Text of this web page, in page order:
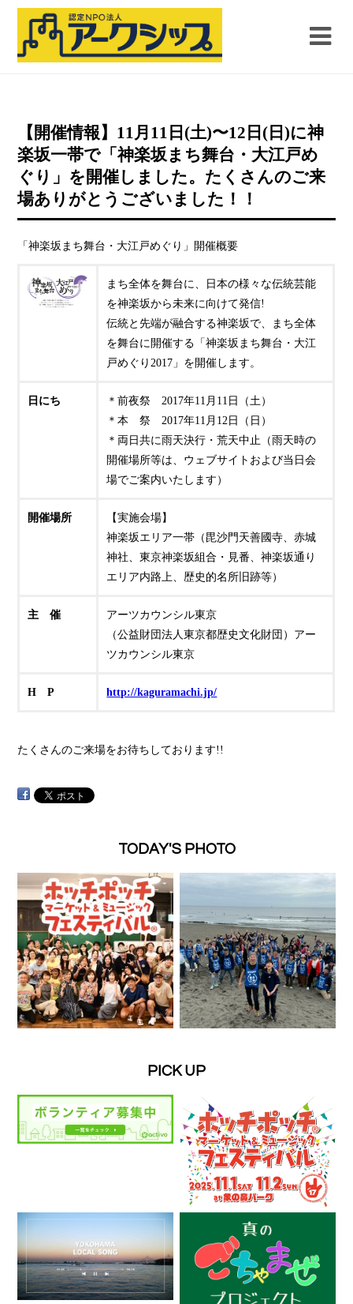
【開催情報】11月11日(土)〜12日(日)に神
楽坂一帯で「神楽坂まち舞台・大江戸め
ぐり」を開催しました。たくさんのご来
場ありがとうございました！！
「神楽坂まち舞台・大江戸めぐり」開催概要
まち全体を舞台に、日本の様々な伝統芸能
を神楽坂から未来に向けて発信!
伝統と先端が融合する神楽坂で、まち全体
を舞台に開催する「神楽坂まち舞台・大江
戸めぐり2017」を開催します。
日にち
＊前夜祭 2017年11月11日（土）
＊本 祭 2017年11月12日（日）
＊両日共に雨天決行・荒天中止（雨天時の
開催場所等は、ウェブサイトおよび当日会
場でご案内いたします）
開催場所
【実施会場】
神楽坂エリア一帯（毘沙門天善國寺、赤城
神社、東京神楽坂組合・見番、神楽坂通り
エリア内路上、歴史的名所旧跡等）
主 催
アーツカウンシル東京
（公益財団法人東京都歴史文化財団）アー
ツカウンシル東京
H P http://kaguramachi.jp/
たくさんのご来場をお待ちしております!!
TODAY'S PHOTO
PICK UP